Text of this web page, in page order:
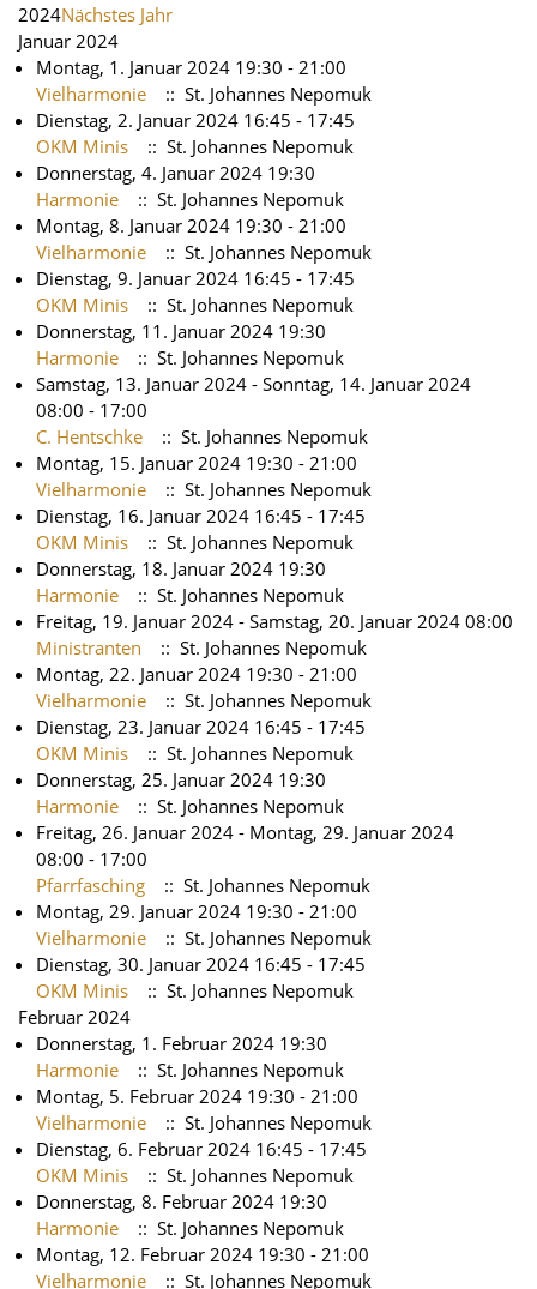
2024Nächstes Jahr
Januar 2024
Montag, 1. Januar 2024 19:30 - 21:00
Vielharmonie
:: St. Johannes Nepomuk
Dienstag, 2. Januar 2024 16:45 - 17:45
OKM Minis
:: St. Johannes Nepomuk
Donnerstag, 4. Januar 2024 19:30
Harmonie
:: St. Johannes Nepomuk
Montag, 8. Januar 2024 19:30 - 21:00
Vielharmonie
:: St. Johannes Nepomuk
Dienstag, 9. Januar 2024 16:45 - 17:45
OKM Minis
:: St. Johannes Nepomuk
Donnerstag, 11. Januar 2024 19:30
Harmonie
:: St. Johannes Nepomuk
Samstag, 13. Januar 2024 - Sonntag, 14. Januar 2024
08:00 - 17:00
C. Hentschke
:: St. Johannes Nepomuk
Montag, 15. Januar 2024 19:30 - 21:00
Vielharmonie
:: St. Johannes Nepomuk
Dienstag, 16. Januar 2024 16:45 - 17:45
OKM Minis
:: St. Johannes Nepomuk
Donnerstag, 18. Januar 2024 19:30
Harmonie
:: St. Johannes Nepomuk
Freitag, 19. Januar 2024 - Samstag, 20. Januar 2024 08:00
Ministranten
:: St. Johannes Nepomuk
Montag, 22. Januar 2024 19:30 - 21:00
Vielharmonie
:: St. Johannes Nepomuk
Dienstag, 23. Januar 2024 16:45 - 17:45
OKM Minis
:: St. Johannes Nepomuk
Donnerstag, 25. Januar 2024 19:30
Harmonie
:: St. Johannes Nepomuk
Freitag, 26. Januar 2024 - Montag, 29. Januar 2024
08:00 - 17:00
Pfarrfasching
:: St. Johannes Nepomuk
Montag, 29. Januar 2024 19:30 - 21:00
Vielharmonie
:: St. Johannes Nepomuk
Dienstag, 30. Januar 2024 16:45 - 17:45
OKM Minis
:: St. Johannes Nepomuk
Februar 2024
Donnerstag, 1. Februar 2024 19:30
Harmonie
:: St. Johannes Nepomuk
Montag, 5. Februar 2024 19:30 - 21:00
Vielharmonie
:: St. Johannes Nepomuk
Dienstag, 6. Februar 2024 16:45 - 17:45
OKM Minis
:: St. Johannes Nepomuk
Donnerstag, 8. Februar 2024 19:30
Harmonie
:: St. Johannes Nepomuk
Montag, 12. Februar 2024 19:30 - 21:00
Vielharmonie
:: St. Johannes Nepomuk